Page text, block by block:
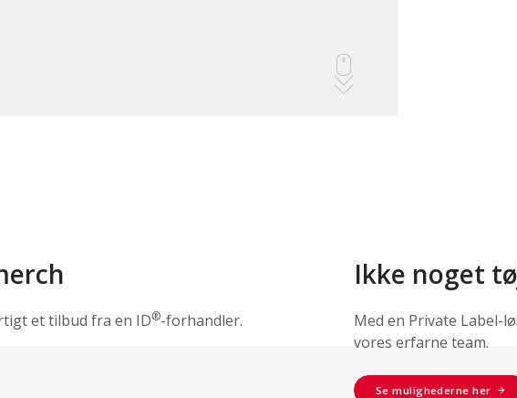
et tilbud fra en ID®-forhandler.
Ikke noget
Med en Private Label-
vores erfarne team.
Se mulighederne her